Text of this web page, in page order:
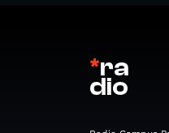
*ra
dio